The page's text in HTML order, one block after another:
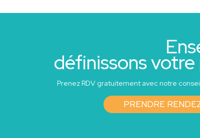
définissons
Prenez RDV gratuitement avec notre
PRENDRE